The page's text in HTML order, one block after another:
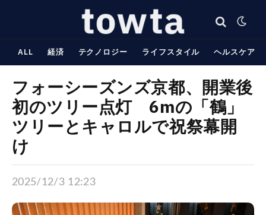
ALL 経済 テクノロジー ライフスタイル ヘルスケア
フォーシーズンズ京都、開業後
初のツリー点灯 6mの「鶴」
ツリーとキャロルで祝祭幕開
け
2025/12/3 12:23